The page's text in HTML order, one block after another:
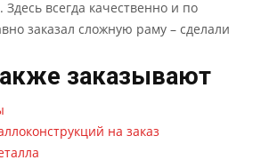
Здесь всегда качественно и по
заказал сложную раму – сделали
заказывают
на заказ